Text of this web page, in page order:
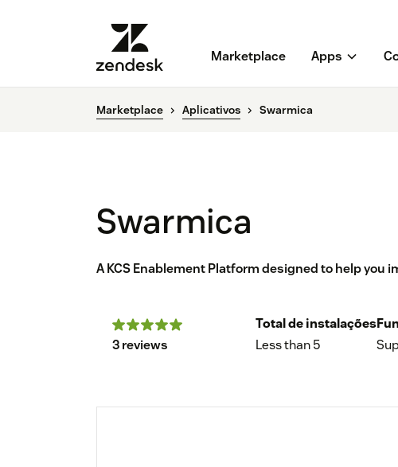
Marketplace Apps
Marketplace Aplicativos Swarmica
Swarmica
A KCS Enablement Platform designed to help you
3 reviews
Total de instalações
Less than 5